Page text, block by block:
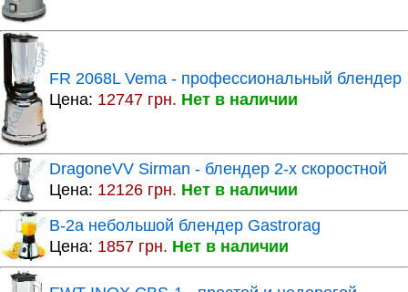
FR 2068L Vema - профессиональный блендер
Цена: 12747 грн. Нет в наличии
DragoneVV Sirman - блендер 2-х скоростной
Цена: 12126 грн. Нет в наличии
B-2a небольшой блендер Gastrorag
Цена: 1857 грн. Нет в наличии